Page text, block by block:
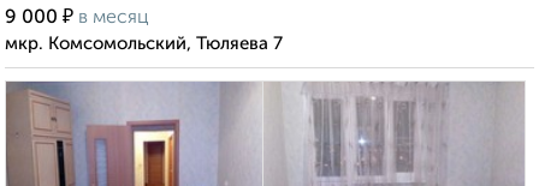
9 000 ₽ в месяц
мкр. Комсомольский, Тюляева 7